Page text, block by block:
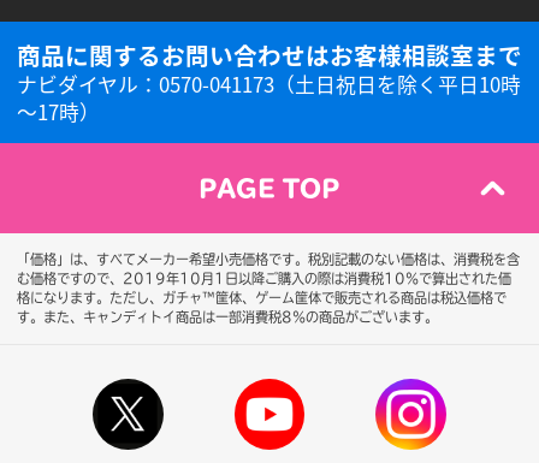
商品に関するお問い合わせはお客様相談室まで
ナビダイヤル：0570-041173（土日祝日を除く平日10時
～17時）
PAGE TOP
「価格」は、すべてメーカー希望小売価格です。税別記載のない価格は、消費税を含
む価格ですので、2019年10月1日以降ご購入の際は消費税10％で算出された価
格になります。 ただし、ガチャ™筐体、ゲーム筐体で販売される商品は税込価格で
す。また、キャンディトイ商品は一部消費税8％の商品がございます。